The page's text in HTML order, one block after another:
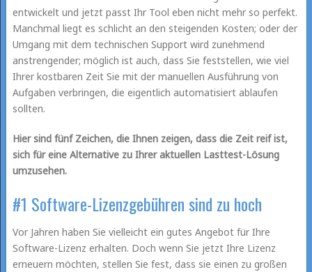
entwickelt und jetzt passt Ihr Tool eben nicht mehr so perfekt.
Manchmal liegt es schlicht an den steigenden Kosten; oder der
Umgang mit dem technischen Support wird zunehmend
anstrengender; möglich ist auch, dass Sie feststellen, wie viel
Ihrer kostbaren Zeit Sie mit der manuellen Ausführung von
Aufgaben verbringen, die eigentlich automatisiert ablaufen
sollten.
Hier sind fünf Zeichen, die Ihnen zeigen, dass die Zeit reif ist,
sich für eine Alternative zu Ihrer aktuellen Lasttest-Lösung
umzusehen.
#1 Software-Lizenzgebühren sind zu hoch
Vor Jahren haben Sie vielleicht ein gutes Angebot für Ihre
Software-Lizenz erhalten. Doch wenn Sie jetzt Ihre Lizenz
erneuern möchten, stellen Sie fest, dass sie einen zu großen